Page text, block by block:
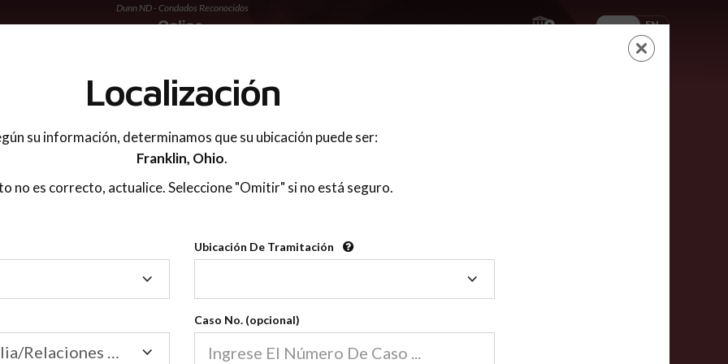
Dunn ND - Condados Reconocidos
ES EN
LOGIN
Condados Reconocidos
2600
Condados
Nuestras clases de crianza compartida en línea están acreditadas en más de
2600 condados.
Las clases para padres en línea cumplen la mayoría de las normas nacionales
Localización
su información, determinamos que su ubicación puede ser:
Franklin, Ohio.
no es correcto, actualice. Seleccione "Omitir" si no está seguro.
Ubicación De Tramitación
Tramitación
Tribunal de Familia/Relaciones Domésticas
Caso No. (opcional)